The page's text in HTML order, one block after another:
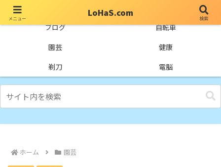
ブログ
自転車
園芸
健康
剃刀
電脳
ホーム 園芸
メニュー
LoHaS.com
検索